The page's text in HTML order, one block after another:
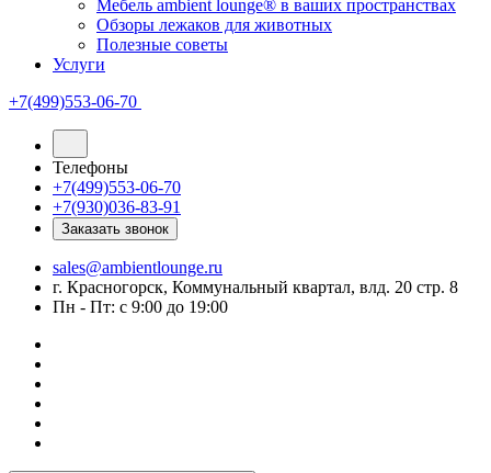
Мебель ambient lounge® в ваших пространствах
Обзоры лежаков для животных
Полезные советы
Услуги
+7(499)553-06-70
Телефоны
+7(499)553-06-70
+7(930)036-83-91
Заказать звонок
sales@ambientlounge.ru
г. Красногорск, Коммунальный квартал, влд. 20 стр. 8
Пн - Пт: с 9:00 до 19:00